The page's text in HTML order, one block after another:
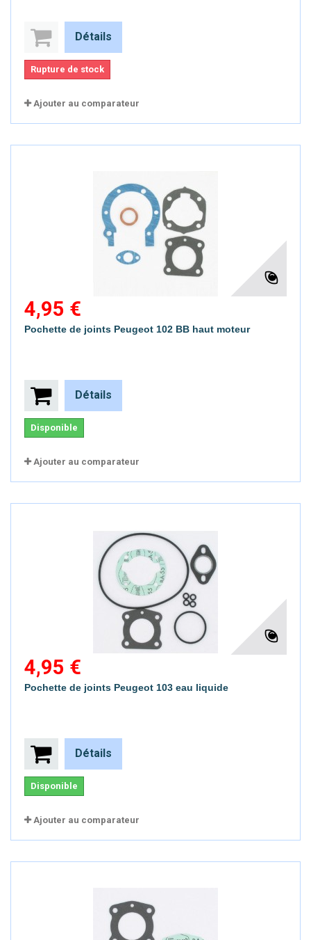
Détails
Rupture de stock
Ajouter au comparateur
4,95 €
Pochette de joints Peugeot 102 BB haut moteur
Détails
Disponible
Ajouter au comparateur
4,95 €
Pochette de joints Peugeot 103 eau liquide
Détails
Disponible
Ajouter au comparateur